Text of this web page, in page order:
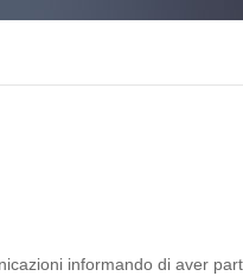
informando di aver